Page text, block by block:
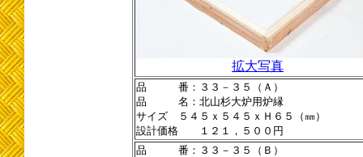
拡大写真
品 番：３３－３５（Ａ）
品 名：北山杉大炉用炉縁
サイズ ５４５ｘ５４５ｘＨ６５（㎜）
設計価格 １２１，５００円
品 番：３３－３５（Ｂ）